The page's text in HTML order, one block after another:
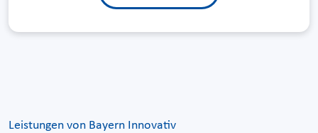
Leistungen von Bayern Innovativ